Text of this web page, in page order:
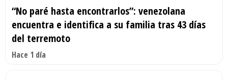
“No paré hasta encontrarlos”: venezolana
encuentra e identifica a su familia tras 43 días
del terremoto
Hace 1 día